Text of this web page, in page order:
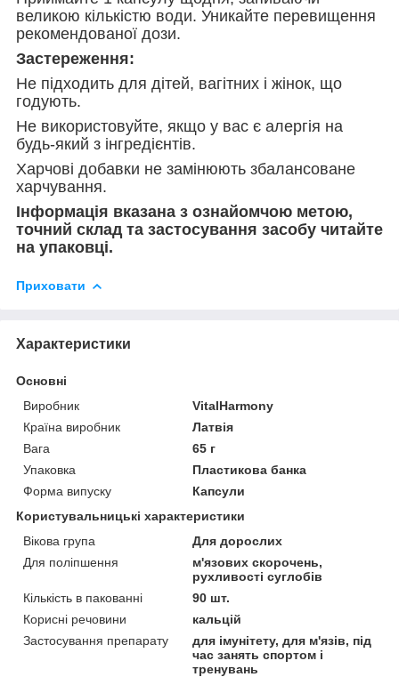
великою кількістю води. Уникайте перевищення
рекомендованої дози.
Застереження:
Не підходить для дітей, вагітних і жінок, що
годують.
Не використовуйте, якщо у вас є алергія на
будь-який з інгредієнтів.
Харчові добавки не замінюють збалансоване
харчування.
Інформація вказана з ознайомчою метою,
точний склад та застосування засобу читайте
на упаковці.
Приховати
Характеристики
Основні
Виробник
VitalHarmony
Країна виробник
Латвія
Вага
65 г
Упаковка
Пластикова банка
Форма випуску
Капсули
Користувальницькі характеристики
Вікова група
Для дорослих
Для поліпшення
м'язових скорочень,
рухливості суглобів
Кількість в пакованні
90 шт.
Корисні речовини
кальцій
Застосування препарату
для імунітету, для м'язів, під
час занять спортом і
тренувань